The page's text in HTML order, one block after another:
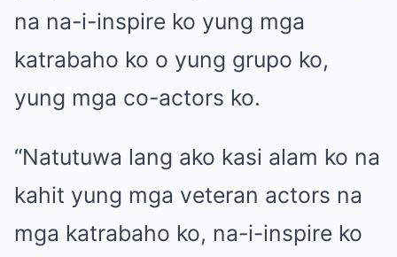
na na-i-inspire ko yung mga
katrabaho ko o yung grupo ko,
yung mga co-actors ko.
“Natutuwa lang ako kasi alam ko na
kahit yung mga veteran actors na
mga katrabaho ko, na-i-inspire ko